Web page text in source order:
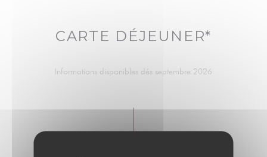
CARTE DÉJEUNER*
Informations disponibles dés septembre 2026